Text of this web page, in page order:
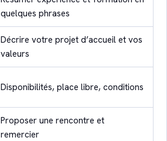
quelques phrases
Décrire votre projet d’accueil et vos
valeurs
Disponibilités, place libre, conditions
Proposer une rencontre et
remercier